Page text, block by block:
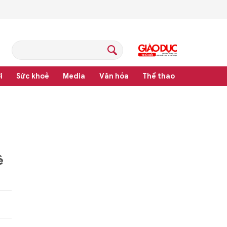
Sức khoẻ Media Văn hóa Thể thao